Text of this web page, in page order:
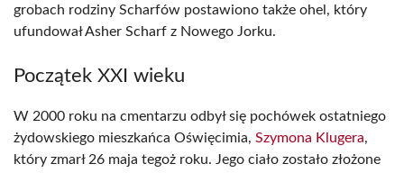
grobach rodziny Scharfów postawiono także ohel, który
ufundował Asher Scharf z Nowego Jorku.
Początek XXI wieku
W 2000 roku na cmentarzu odbył się pochówek ostatniego
żydowskiego mieszkańca Oświęcimia, Szymona Klugera,
który zmarł 26 maja tegoż roku. Jego ciało zostało złożone